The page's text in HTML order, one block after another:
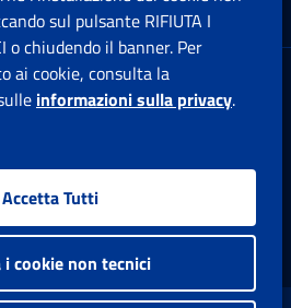
: Via Ciro il Grande, 21
una nuova finestra
una nuova finestra
Apre una nuova
Youtube: Apre una
Instagram:
sul pulsante RIFIUTA I
o chiudendo il banner. Per
ai cookie, consulta la
informazioni sulla privacy.
Accetta Tutti
cookie non tecnici